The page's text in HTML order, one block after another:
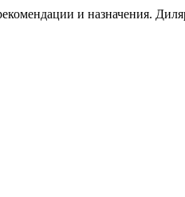
и назначения.